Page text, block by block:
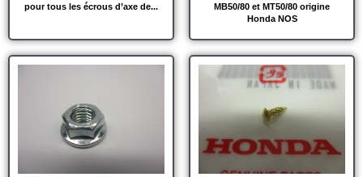
pour tous les écrous d’axe de...
MB50/80 et MT50/80 origine
Honda NOS